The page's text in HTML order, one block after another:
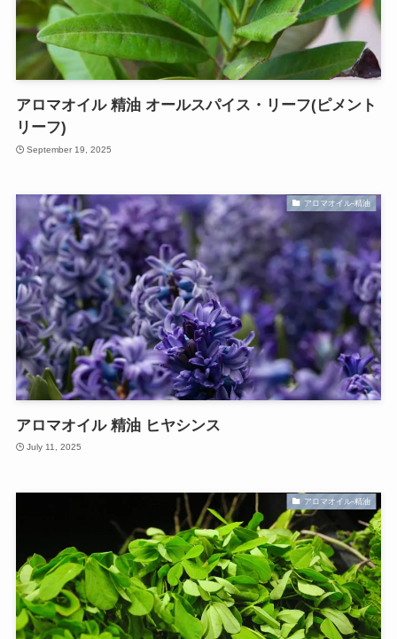
アロマオイル 精油 オールスパイス・リーフ(ピメント
リーフ)
September 19, 2025
アロマオイル-精油
アロマオイル 精油 ヒヤシンス
July 11, 2025
アロマオイル-精油